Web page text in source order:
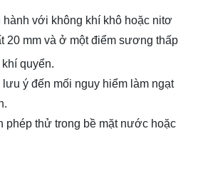
với không khí khô hoặc nitơ
20 mm và ở một điểm sương thấp
quyển.
ý đến mối nguy hiểm làm ngạt
phép thử trong bề mặt nước hoặc